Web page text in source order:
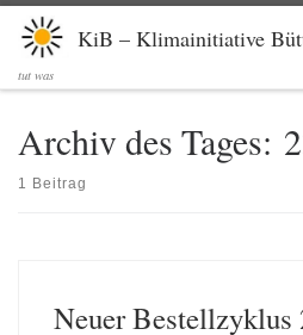
Zum Inhalt springen
KiB – Klimainitiative
tut was
Archiv des Tages:
1 Beitrag
Neuer Bestellzyklus